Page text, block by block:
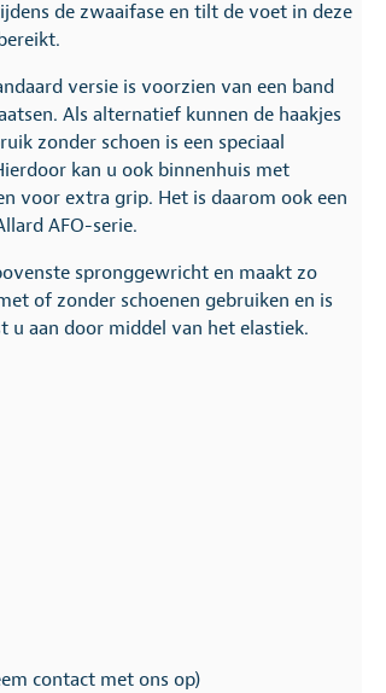
de zwaaifase en tilt de voet in deze
versie is voorzien van een band
Als alternatief kunnen de haakjes
zonder schoen is een speciaal
kan u ook binnenhuis met
voor extra grip. Het is daarom ook een
AFO-serie.
spronggewricht en maakt zo
of zonder schoenen gebruiken en is
aan door middel van het elastiek.
contact met ons op)